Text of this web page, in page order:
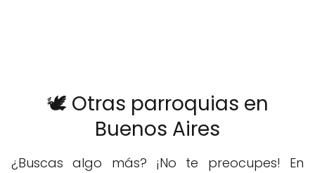
🕊️ Otras parroquias en
Buenos Aires
¿Buscas algo más? ¡No te preocupes! En